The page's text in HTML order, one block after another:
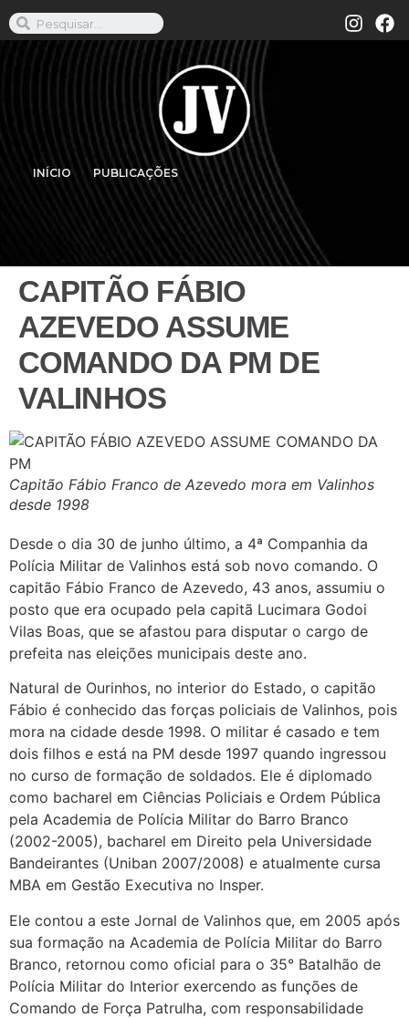
INÍCIO PUBLICAÇÕES
CAPITÃO FÁBIO
AZEVEDO ASSUME
COMANDO DA PM DE
VALINHOS
Capitão Fábio Franco de Azevedo mora em Valinhos
desde 1998
Desde o dia 30 de junho último, a 4ª Companhia da
Polícia Militar de Valinhos está sob novo comando. O
capitão Fábio Franco de Azevedo, 43 anos, assumiu o
posto que era ocupado pela capitã Lucimara Godoi
Vilas Boas, que se afastou para disputar o cargo de
prefeita nas eleições municipais deste ano.
Natural de Ourinhos, no interior do Estado, o capitão
Fábio é conhecido das forças policiais de Valinhos, pois
mora na cidade desde 1998. O militar é casado e tem
dois filhos e está na PM desde 1997 quando ingressou
no curso de formação de soldados. Ele é diplomado
como bacharel em Ciências Policiais e Ordem Pública
pela Academia de Polícia Militar do Barro Branco
(2002-2005), bacharel em Direito pela Universidade
Bandeirantes (Uniban 2007/2008) e atualmente cursa
MBA em Gestão Executiva no Insper.
Ele contou a este Jornal de Valinhos que, em 2005 após
sua formação na Academia de Polícia Militar do Barro
Branco, retornou como oficial para o 35° Batalhão de
Polícia Militar do Interior exercendo as funções de
Comando de Força Patrulha, com responsabilidade